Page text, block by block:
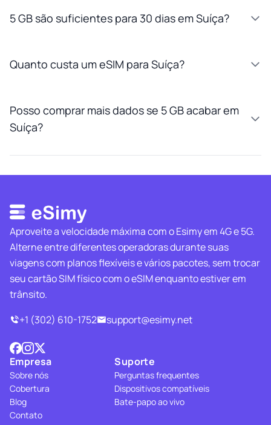
5 GB são suficientes para 30 dias em Suíça?
Quanto custa um eSIM para Suíça?
Posso comprar mais dados se 5 GB acabar em
Suíça?
Aproveite a velocidade máxima com o Esimy em 4G e 5G.
Alterne entre diferentes operadoras durante suas
viagens com planos flexíveis e vários pacotes, sem trocar
seu cartão SIM físico com o eSIM enquanto estiver em
trânsito.
+1 (302) 610-1752
support@esimy.net
Empresa
Sobre nós
Cobertura
Blog
Contato
Suporte
Perguntas frequentes
Dispositivos compatíveis
Bate-papo ao vivo